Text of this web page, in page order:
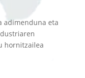
adimenduna eta
hornitzailea